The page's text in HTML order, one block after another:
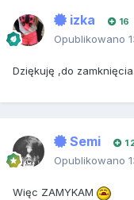
izka 16
Opublikowano
Dziękuję ,do zamknięcia.
Semi 1
Opublikowano
Więc ZAMYKAM